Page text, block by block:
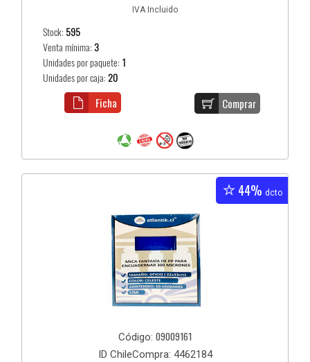
IVA Incluido
Stock: 595
Venta mínima:3
Unidades por paquete: 1
Unidades por caja:20
Comprar
Ficha
44% dcto
Código: 09009161
ID ChileCompra: 4462184